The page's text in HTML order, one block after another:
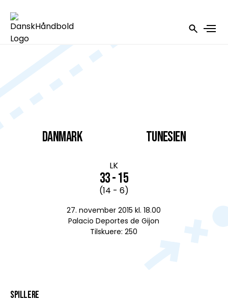
DANMARK
LK
33 - 15
(14 - 6)
27. november 2015 kl. 18.00
Palacio Deportes de Gijon
Tilskuere: 250
Tunesien
Spillere